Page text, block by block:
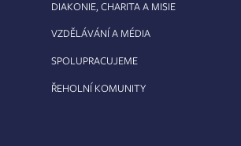
DIAKONIE, CHARITA A MISIE
VZDĚLÁVÁNÍ A MÉDIA
SPOLUPRACUJEME
ŘEHOLNÍ KOMUNITY